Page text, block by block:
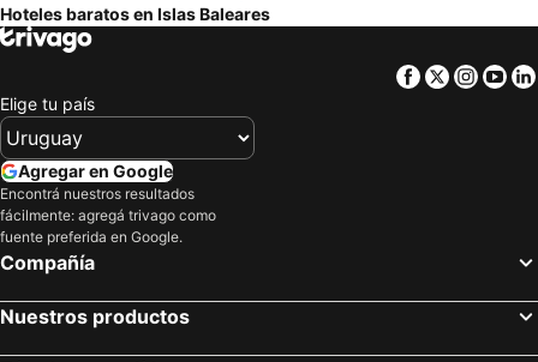
Hotel Royal Plaza
Invisa Hotel Club Cala Blanca
Meliá Palma Bay
Hotel Son Vilar
Hotel Sant Jordi
Hotel Roca Bella
tent Palmanova
Hotel Joan Miró Museum
Seramar Luna Park Adults Only
AluaSoul Menorca
BQ Cala Ratjada
Hoteles baratos en Islas Baleares
Facebook
Twitter
Elige tu país
Agregar en Google
Encontrá nuestros resultados
fácilmente: agregá trivago como
fuente preferida en Google.
Compañía
Nuestros productos